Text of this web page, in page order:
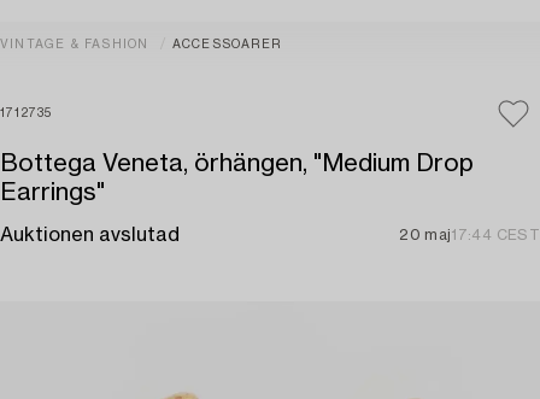
VINTAGE & FASHION ACCESSOARER
1712735
Bottega Veneta, örhängen, "Medium Drop
Earrings"
Auktionen avslutad 20 maj17:44 CEST